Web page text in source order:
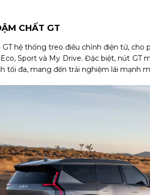
CHẤT GT
GT hệ thống treo điều chỉnh điện tử, cho
Sport và My Drive. Đặc biệt, nút GT
tối đa, mang đến trải nghiệm lái mạnh